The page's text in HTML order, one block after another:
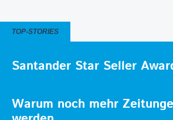
TOP-STORIES
Santander Star Seller
Warum noch mehr